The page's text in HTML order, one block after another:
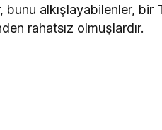
bunu alkışlayabilenler,
rahatsız olmuşlardır.